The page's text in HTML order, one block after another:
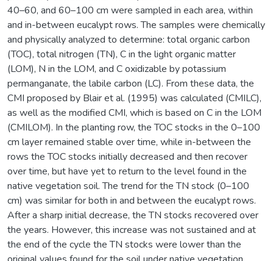
40–60, and 60–100 cm were sampled in each area, within
and in-between eucalypt rows. The samples were chemically
and physically analyzed to determine: total organic carbon
(TOC), total nitrogen (TN), C in the light organic matter
(LOM), N in the LOM, and C oxidizable by potassium
permanganate, the labile carbon (LC). From these data, the
CMI proposed by Blair et al. (1995) was calculated (CMILC),
as well as the modified CMI, which is based on C in the LOM
(CMILOM). In the planting row, the TOC stocks in the 0–100
cm layer remained stable over time, while in-between the
rows the TOC stocks initially decreased and then recover
over time, but have yet to return to the level found in the
native vegetation soil. The trend for the TN stock (0–100
cm) was similar for both in and between the eucalypt rows.
After a sharp initial decrease, the TN stocks recovered over
the years. However, this increase was not sustained and at
the end of the cycle the TN stocks were lower than the